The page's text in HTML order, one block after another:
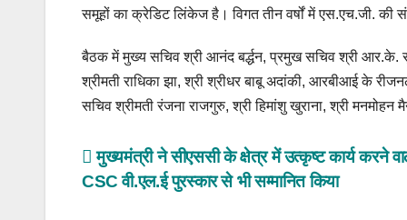
समूहों का क्रेडिट लिंकेज है। विगत तीन वर्षों में एस.एच.जी. की
बैठक में मुख्य सचिव श्री आनंद बर्द्धन, प्रमुख सचिव श्री आर.के.
श्रीमती राधिका झा, श्री श्रीधर बाबू अदांकी, आरबीआई के
सचिव श्रीमती रंजना राजगुरु, श्री हिमांशु खुराना, श्री
Post
navigation
मुख्यमंत्री ने सीएससी के क्षेत्र में उत्कृष्ट कार्य करने
CSC वी.एल.ई पुरस्कार से भी सम्मानित किया